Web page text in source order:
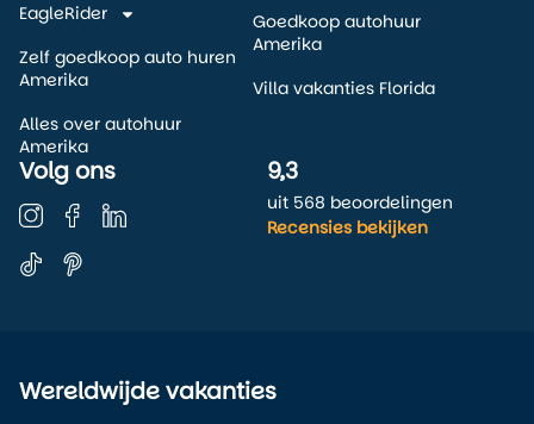
EagleRider
Zelf goedkoop auto huren
Amerika
Alles over autohuur
Amerika
Goedkoop autohuur
Amerika
Villa vakanties Florida
Volg ons 9,3
uit 568 beoordelingen
Recensies bekijken
Wereldwijde vakanties